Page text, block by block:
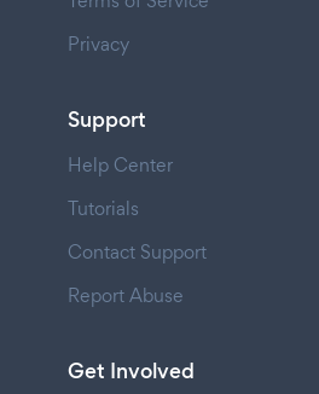
Privacy
Support
Help Center
Tutorials
Contact Support
Report Abuse
Get Involved